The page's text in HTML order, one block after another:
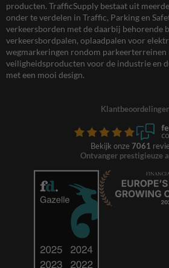
producten. TrafficSupply bestaat uit
onder te verdelen in Traffic, Parking en
verkeersborden met de daarbij behorende
verkeersbordpalen, oplaadpalen voor
wegmarkeringen rondom parkeerterreinen
veiligheidsproducten voor de industrie en
met een mooi design.
Bekijk onze 7061
Ontvanger prestigieuze